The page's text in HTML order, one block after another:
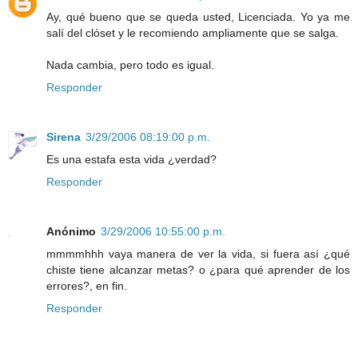
Ay, qué bueno que se queda usted, Licenciada. Yo ya me
salí del clóset y le recomiendo ampliamente que se salga.
Nada cambia, pero todo es igual.
Responder
Sirena 3/29/2006 08:19:00 p.m.
Es una estafa esta vida ¿verdad?
Responder
Anónimo 3/29/2006 10:55:00 p.m.
mmmmhhh vaya manera de ver la vida, si fuera así ¿qué
chiste tiene alcanzar metas? o ¿para qué aprender de los
errores?, en fin.
Responder